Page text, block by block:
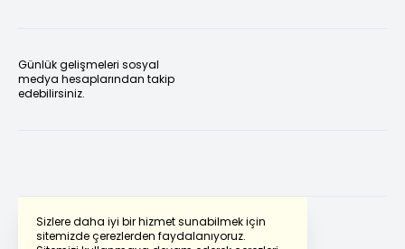
Sizlere daha iyi bir hizmet sunabilmek için
sitemizde çerezlerden faydalanıyoruz.
Günlük gelişmeleri sosyal
medya hesaplarından takip
edebilirsiniz.